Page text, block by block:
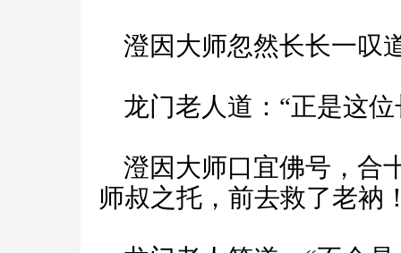
澄因大师忽然长长一叹
龙门老人道：“正是这位
澄因大师口宜佛号，合
师叔之托，前去救了老衲